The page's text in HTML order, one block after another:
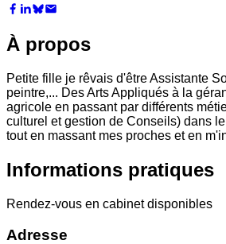
À propos
Petite fille je rêvais d'être Assistante
peintre,... Des Arts Appliqués à la
agricole en passant par différents
culturel et gestion de Conseils) dans
tout en massant mes proches et en
Informations pratiques
Rendez-vous en cabinet disponibles
Adresse